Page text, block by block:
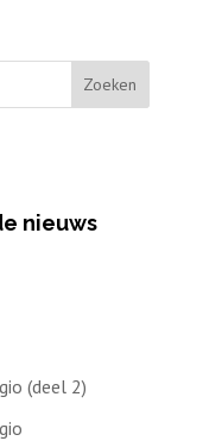
nieuws
(deel 2)